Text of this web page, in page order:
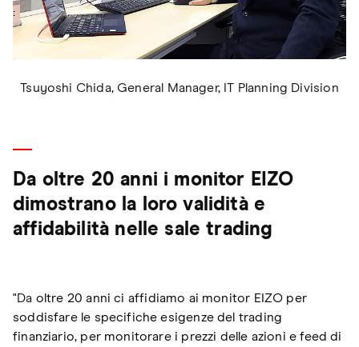
Tsuyoshi Chida, General Manager, IT Planning Division
Da oltre 20 anni i monitor EIZO
dimostrano la loro validità e
affidabilità nelle sale trading
"Da oltre 20 anni ci affidiamo ai monitor EIZO per
soddisfare le specifiche esigenze del trading
finanziario, per monitorare i prezzi delle azioni e feed di